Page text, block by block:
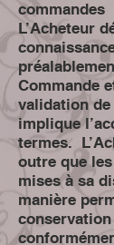
commandes
L’Acheteur
Commande
validation de
implique
termes.
outre que
mises à sa
manière